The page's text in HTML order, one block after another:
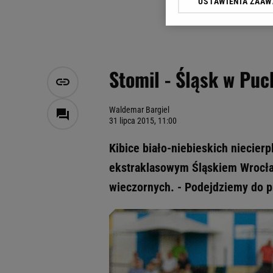
Stomil - Śląsk w
Waldemar Bargiel
31 lipca 2015, 11:00
Kibice biało-niebieskich
ekstraklasowym Śląskiem
wieczornych. - Podejdziemy do
Klikając „Akceptuję”
Zaufanych Partnerów i
My, nasi Zaufani
Użycie dokładnych